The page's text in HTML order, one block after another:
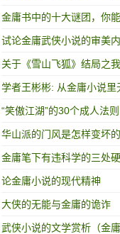
八部》
金庸书中的十大谜团，你
个？
试论金庸武侠小说的审美
关于《雪山飞狐》结局之
学者王彬彬: 从金庸小说里
现代公民意识
“笑傲江湖”的30个成人法
欢的，死的都快！
华山派的门风是怎样变坏的
金庸笔下有违科学的三处
论金庸小说的现代精神
大侠的无能与金庸的诡诈
武侠小说的文学赏析（金庸